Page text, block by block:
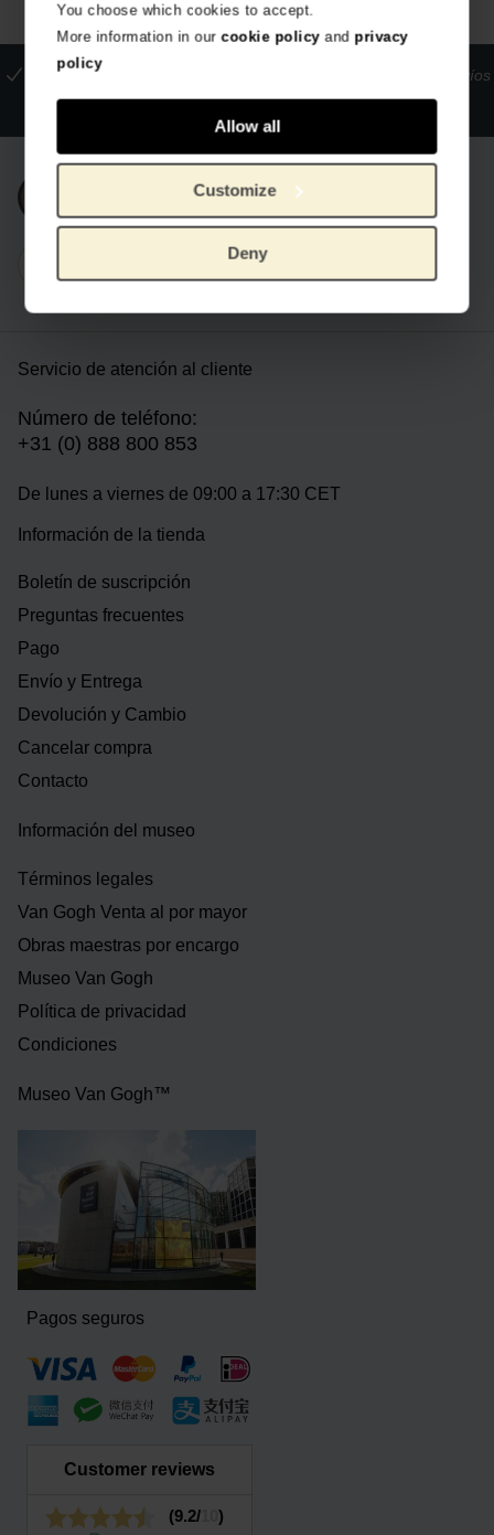
You choose which cookies to accept.
More information in ourcookie policyand privacy
policy
Allow all
Customize
Deny
La tienda oficial del Museo Van Gogh
Envíos
Únete a nuestra newsletter
Servicio de atención al cliente
Número de teléfono:
+31 (0) 888 800 853
De lunes a viernes de 09:00 a 17:30 CET
Información de la tienda
Boletín de suscripción
Preguntas frecuentes
Pago
Envío y Entrega
Devolución y Cambio
Cancelar compra
Contacto
Información del museo
Términos legales
Van Gogh Venta al por mayor
Obras maestras por encargo
Museo Van Gogh
Política de privacidad
Condiciones
Museo Van Gogh™
Pagos seguros